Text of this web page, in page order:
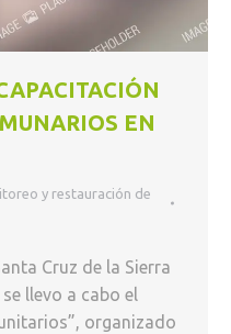
EN
y restauración de
Cruz de la Sierra
llevo a cabo el
organizado